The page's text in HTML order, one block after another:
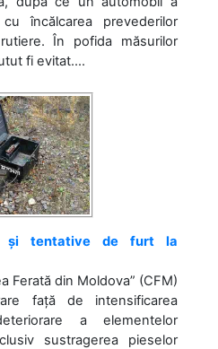
încălcarea prevederilor
În pofida măsurilor
fi evitat....
și tentative de furt la
Ferată din Moldova” (CFM)
față de intensificarea
a elementelor
sustragerea pieselor